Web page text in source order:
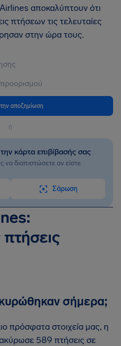
αποκαλύπτουν ότι
πτήσεων τις τελευταίες
στην ώρα τους.
την αποζημίωση
ή
κάρτα επιβίβασής σας
διαπιστώσετε αν είστε
Σάρωση
σήμερα;
πρόσφατα στοιχεία μας, η
589 πτήσεις σε